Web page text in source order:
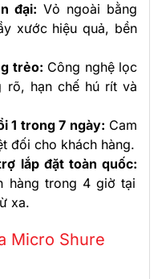
đại: Vỏ ngoài bằng
xước hiệu quả, bền
trẻo: Công nghệ lọc
rõ, hạn chế hú rít và
1 trong 7 ngày: Cam
đối cho khách hàng.
lắp đặt toàn quốc:
hàng trong 4 giờ tại
xa.
Micro Shure